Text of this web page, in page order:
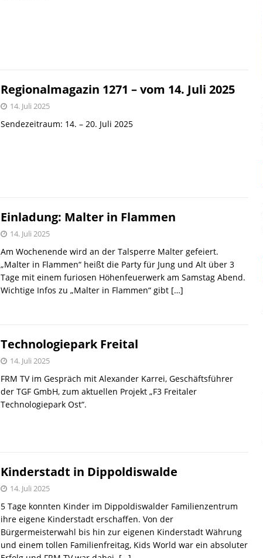
Regionalmagazin 1271 – vom 14. Juli 2025
14. Juli 2025
Sendezeitraum: 14. – 20. Juli 2025
Einladung: Malter in Flammen
14. Juli 2025
Am Wochenende wird an der Talsperre Malter gefeiert.
„Malter in Flammen“ heißt die Party für Jung und Alt über 3
Tage mit einem furiosen Höhenfeuerwerk am Samstag Abend.
Wichtige Infos zu „Malter in Flammen“ gibt […]
Technologiepark Freital
14. Juli 2025
FRM TV im Gespräch mit Alexander Karrei, Geschäftsführer
der TGF GmbH, zum aktuellen Projekt „F3 Freitaler
Technologiepark Ost“.
Kinderstadt in Dippoldiswalde
14. Juli 2025
5 Tage konnten Kinder im Dippoldiswalder Familienzentrum
ihre eigene Kinderstadt erschaffen. Von der
Bürgermeisterwahl bis hin zur eigenen Kinderstadt Währung
und einem tollen Familienfreitag, Kids World war ein absoluter